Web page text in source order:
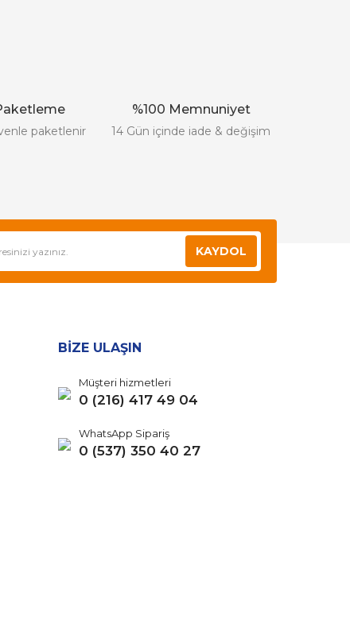
paketlenir
%100 Memnuniyet
14 Gün içinde iade & değişim
KAYDOL
BİZE ULAŞIN
Müşteri hizmetleri
0 (216) 417 49 04
WhatsApp Sipariş
0 (537) 350 40 27